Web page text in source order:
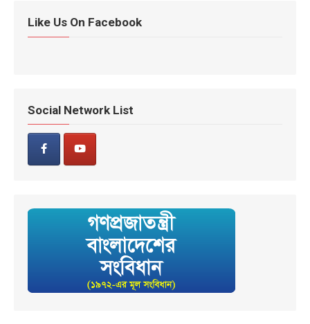
Like Us On Facebook
Social Network List